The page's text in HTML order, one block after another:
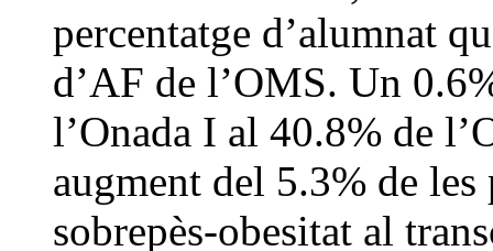
percentatge d’alumnat
d’AF de l’OMS. Un
l’Onada I al 40.8% de
augment del 5.3% de les
sobrepès-obesitat al